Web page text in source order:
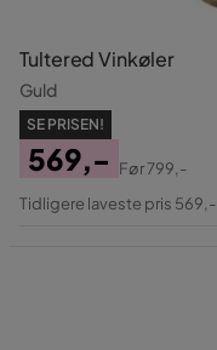
Tultered Vinkøler
Guld
SE PRISEN!
Pris
569,-
Original
Før799,-
Tidligere laveste pris 569,-